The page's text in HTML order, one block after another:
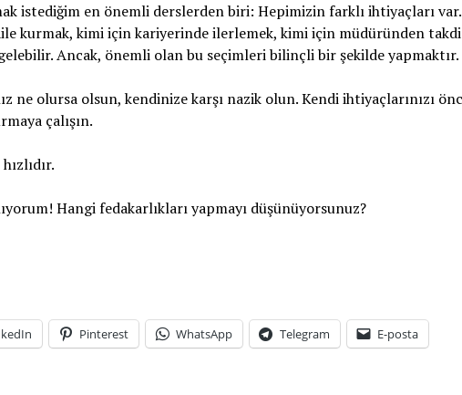
istediğim en önemli derslerden biri: Hepimizin farklı ihtiyaçları var.
kurmak, kimi için kariyerinde ilerlemek, kimi için müdüründen
Ancak, önemli olan bu seçimleri bilinçli bir şekilde yapmaktır.
ne olursa olsun, kendinize karşı nazik olun. Kendi ihtiyaçlarınızı
çalışın.
Hangi fedakarlıkları yapmayı düşünüyorsunuz?
Pinterest WhatsApp Telegram E-posta